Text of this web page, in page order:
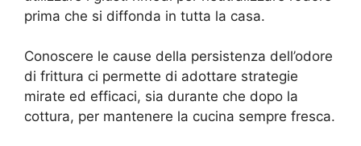
prima che si diffonda in tutta la casa.
Conoscere le cause della persistenza dell’odore
di frittura ci permette di adottare strategie
mirate ed efficaci, sia durante che dopo la
cottura, per mantenere la cucina sempre fresca.